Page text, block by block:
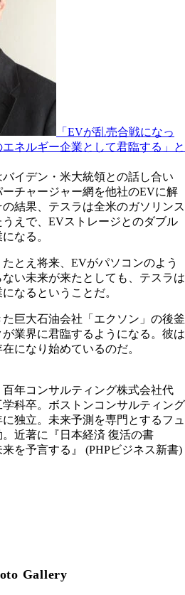
「EVが乱売合戦になっ
ネルギー企業として君臨する」と
イデン・米大統領との話し合い
チャージャー網を他社のEVに解
結果、テスラは全米のガソリンス
えで、EVストレージとのダブル
なる。
とえ将来、EVがパソコンのよう
い未来が来たとしても、テスラは
なるということだ。
巨大石油会社「エクソン」の後釜
業界に君臨するようになる。彼は
になり始めているのだ。
年コンサルティング株式会社代
科卒。ボストンコンサルティング
独立。未来予測を専門とするフュ
。近著に『日本経済 復活の書
を予言する』 (PHPビジネス新書)
Gallery